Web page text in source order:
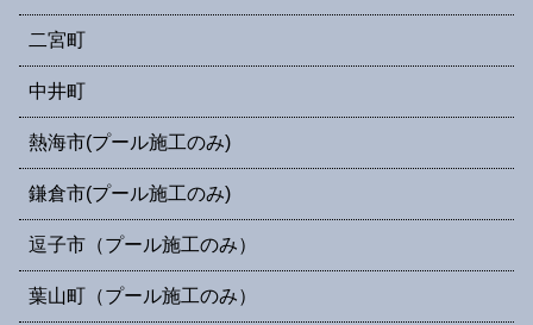
二宮町
中井町
熱海市(プール施工のみ)
鎌倉市(プール施工のみ)
逗子市（プール施工のみ）
葉山町（プール施工のみ）